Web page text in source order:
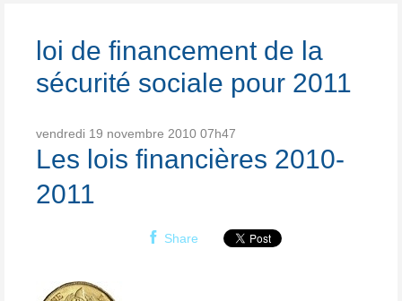
loi de financement de la
sécurité sociale pour 2011
vendredi 19 novembre 2010 07h47
Les lois financières 2010-
2011
Share